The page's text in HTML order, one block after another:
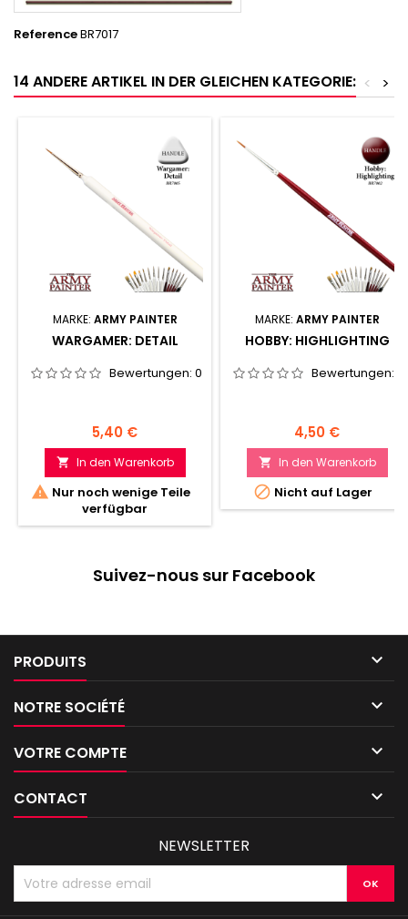
ReferenceBR7017
14 ANDERE ARTIKEL IN DER GLEICHEN KATEGORIE: >
<
MARKE: ARMY PAINTER
WARGAMER: DETAIL
Bewertungen: 0
Preis
5,40 €
 In den Warenkorb
 Nur noch wenige Teile
verfügbar
MARKE: ARMY PAINTER
HOBBY: HIGHLIGHTING
Bewertungen:
Preis
4,50 €
 In den Warenkorb
 Nicht auf Lager
Suivez-nous sur Facebook
PRODUITS 
NOTRE SOCIÉTÉ 
VOTRE COMPTE 
CONTACT 
NEWSLETTER